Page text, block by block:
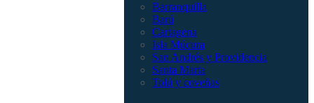
Barranquilla
Barú
Cartagena
Isla Múcura
San Andrés y Providencia
Santa Marta
Tolú y coveñas